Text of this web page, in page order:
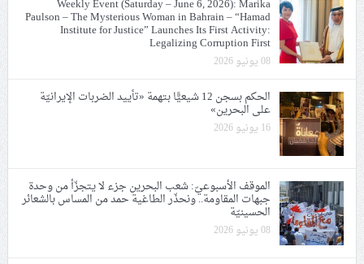
Weekly Event (Saturday – June 6, 2026): Marika
Paulson – The Mysterious Woman in Bahrain – “Hamad
Institute for Justice” Launches Its First Activity:
Legalizing Corruption First
08 يونيو 2026
الحكم بسجن 12 شيعيًّا بتهمة «تأييد الضربات الإيرانيّة
على البحرين»
16 يونيو 2026
الموقف الأسبوعيّ: شعب البحرين جزء لا يتجزّأ من وحدة
جبهات المقاومة.. ونحذّر الطاغية حمد من المساس بالشعائر
الحسينيّة
08 يونيو 2026